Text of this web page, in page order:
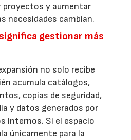
proyectos y aumentar
necesidades cambian.
gestionar más
no solo recibe
acumula catálogos,
copias de seguridad,
y datos generados por
internos. Si el espacio
únicamente para la